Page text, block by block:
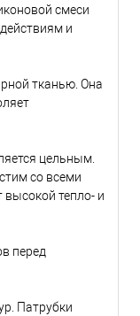
смеси
и
тканью. Она
цельным.
со всеми
тепло- и
перед
Патрубки